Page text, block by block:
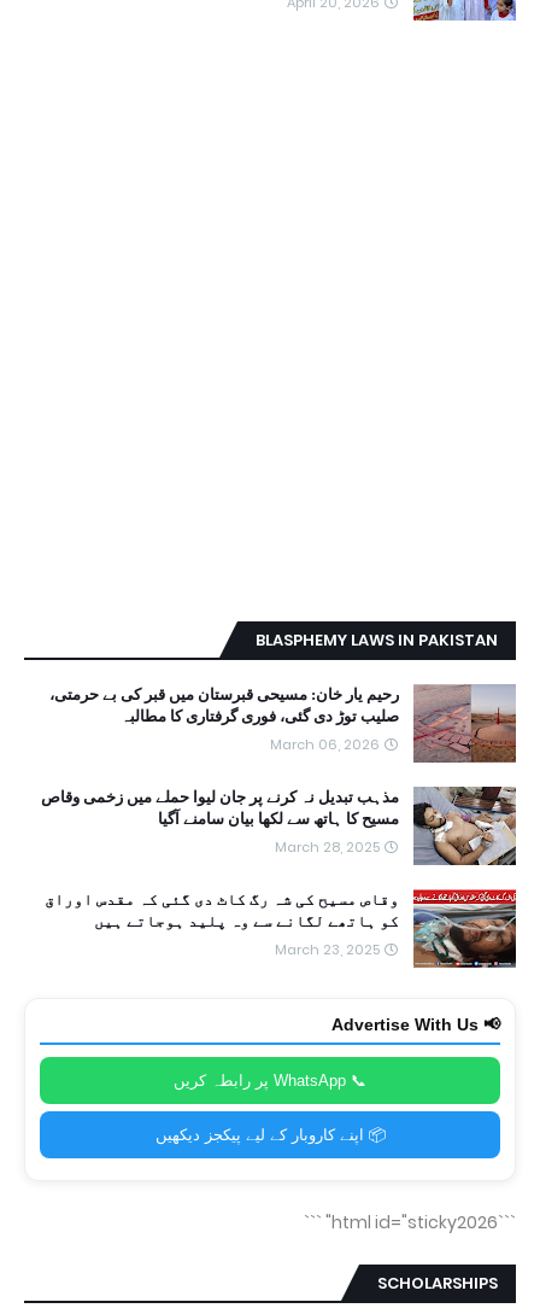
BLASPHEMY LAWS IN PAKISTAN
رحیم یار خان: مسیحی قبرستان میں قبر کی بے حرمتی،
صلیب توڑ دی گئی، فوری گرفتاری کا مطالبہ
March 06, 2026
مذہب تبدیل نہ کرنے پر جان لیوا حملے میں زخمی وقاص
مسیح کا ہاتھ سے لکھا بیان سامنے آگیا
March 28, 2025
وقاص مسیح کی شہ رگ کاٹ دی گئی کہ مقدس اوراق
کو ہاتھے لگانے سے وہ پلید ہوجاتے ہیں
March 23, 2025
📢 Advertise With Us
📞 WhatsApp پر رابطہ کریں
📦 اپنے کاروبار کے لیے پیکجز دیکھیں
```html id="sticky2026"
```
SCHOLARSHIPS